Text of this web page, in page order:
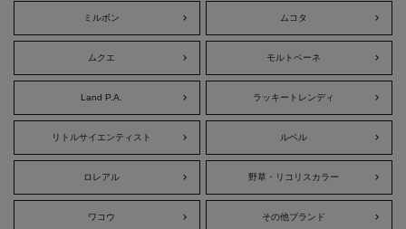
ミルボン ムコタ
ムクエ モルトベーネ
Land P.A. ラッキートレンディ
リトルサイエンティスト ルベル
ロレアル 野草・リコリスカラー
ワコウ その他ブランド